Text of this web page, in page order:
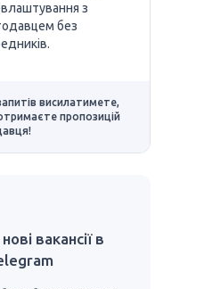
з
без
висилатимете,
пропозицій
вакансії в